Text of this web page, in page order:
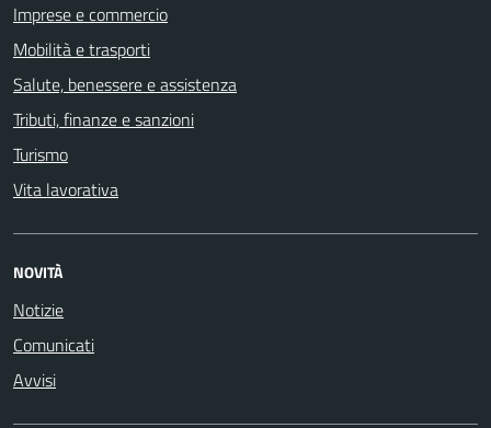
Imprese e commercio
Mobilità e trasporti
Salute, benessere e assistenza
Tributi, finanze e sanzioni
Turismo
Vita lavorativa
NOVITÀ
Notizie
Comunicati
Avvisi